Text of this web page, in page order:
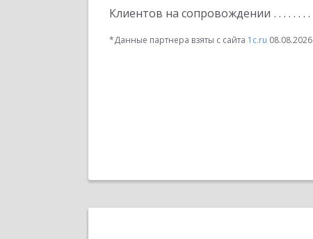
Клиентов на сопровождении
*Данные партнера взяты с сайта 1c.ru 08.08.2026